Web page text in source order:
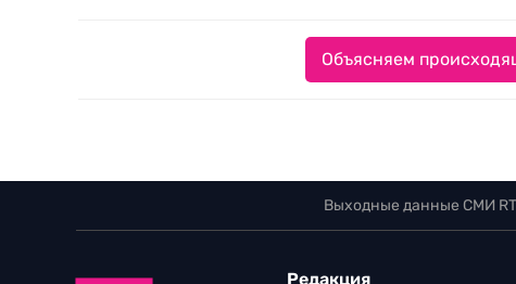
Объясняем
Выходные данные СМИ
Редакция